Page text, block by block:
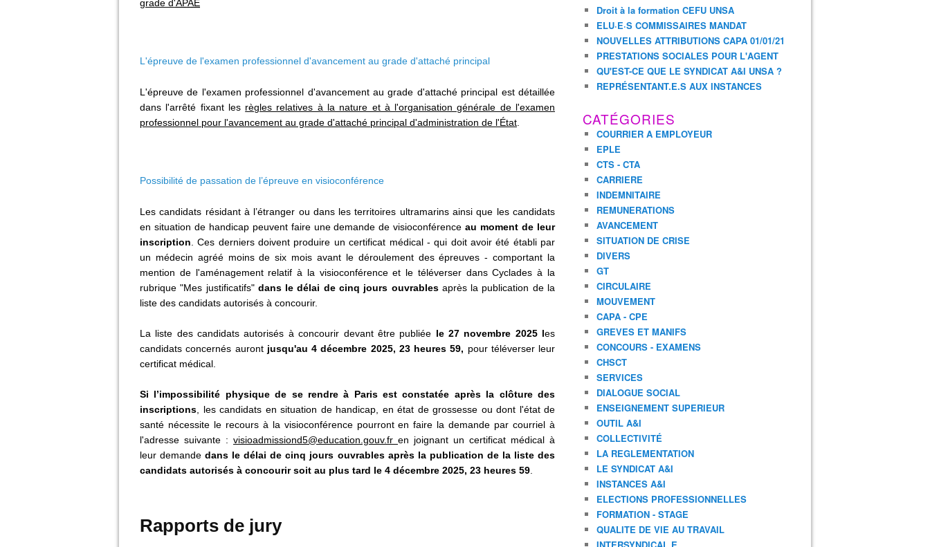
grade d'APAE
L'épreuve de l'examen professionnel d'avancement au grade d'attaché principal
L'épreuve de l'examen professionnel d'avancement au grade d'attaché principal est détaillée
dans l'arrêté fixant les règles relatives à la nature et à l'organisation générale de l'examen
professionnel pour l'avancement au grade d'attaché principal d'administration de l'État
Possibilité de passation de l’épreuve en visioconférence
Les candidats résidant à l’étranger ou dans les territoires ultramarins ainsi que les candidats
en situation de handicap peuvent faire une demande de visioconférenceau moment de leur
inscription . Ces derniers doivent produire un certificat médical - qui doit avoir été établi par
un médecin agréé moins de six mois avant le déroulement des épreuves - comportant la
mention de l'aménagement relatif à la visioconférence et le téléverser dans Cyclades à la
rubrique "Mes justificatifs" dans le délai de cinq jours ouvrablesaprès la publication de la
liste des candidats autorisés à concourir.
La liste des candidats autorisés à concourir devant être publiée le 27 novembre 2025 les
candidats concernés auront jusqu'au 4 décembre 2025, 23 heures 59, pour téléverser leur
certificat médical.
Si l’impossibilité physique de se rendre à Paris est constatée après la clôture des
inscriptions , les candidats en situation de handicap, en état de grossesse ou dont l'état de
santé nécessite le recours à la visioconférence pourront en faire la demande par courriel à
l'adresse suivante : visioadmissiond5@education.gouv.fr en joignant un certificat médical à
leur demande dans le délai de cinq jours ouvrables après la publication de la liste des
candidats autorisés à concourir soit au plus tard le 4 décembre 2025, 23 heures 59
Rapports de jury
Droit à la formation CEFU UNSA
ELU·E·S COMMISSAIRES MANDAT
NOUVELLES ATTRIBUTIONS CAPA 01/01/21
PRESTATIONS SOCIALES POUR L'AGENT
QU'EST-CE QUE LE SYNDICAT A&I UNSA ?
REPRÉSENTANT.E.S AUX INSTANCES
CATÉGORIES
COURRIER A EMPLOYEUR
EPLE
CTS - CTA
CARRIERE
INDEMNITAIRE
REMUNERATIONS
AVANCEMENT
SITUATION DE CRISE
DIVERS
GT
CIRCULAIRE
MOUVEMENT
CAPA - CPE
GREVES ET MANIFS
CONCOURS - EXAMENS
CHSCT
SERVICES
DIALOGUE SOCIAL
ENSEIGNEMENT SUPERIEUR
OUTIL A&I
COLLECTIVITÉ
LA REGLEMENTATION
LE SYNDICAT A&I
INSTANCES A&I
ELECTIONS PROFESSIONNELLES
FORMATION - STAGE
QUALITE DE VIE AU TRAVAIL